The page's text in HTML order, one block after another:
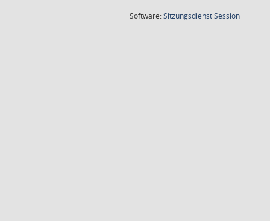
Software:SitzungsdienstSession(Wird in